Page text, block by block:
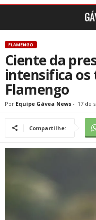
FLAMENGO
Ciente da
intensifica os
Flamengo
Por Equipe Gávea News - 17 de
Compartilhe: